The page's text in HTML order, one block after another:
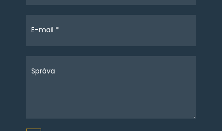
E-mail *
Správa